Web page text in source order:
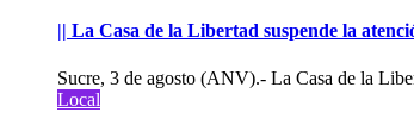
|| La Casa de la Libertad suspende la
Sucre, 3 de agosto (ANV).- La Casa de la
Local